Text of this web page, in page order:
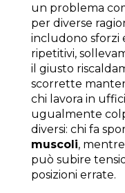
un problema
per diverse
includono sforzi
ripetitivi,
il giusto
scorrette
chi lavora in
ugualmente
diversi: chi fa
muscoli,
può subire
posizioni errate.